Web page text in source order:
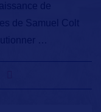
de
de Samuel Colt